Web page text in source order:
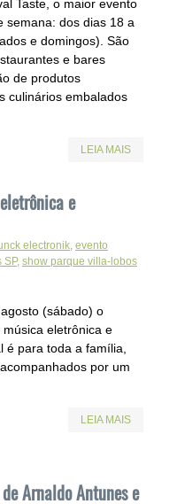
Taste, o maior evento
semana: dos dias 18 a
e domingos). São
e bares
de produtos
culinários embalados
LEIA MAIS
e
electronik evento
SP, show parque villa-lobos
(sábado) o
eletrônica e
é para toda a família,
por um
LEIA MAIS
Arnaldo Antunes e